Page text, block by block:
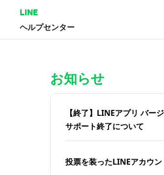
LINE
ヘルプセンター
お知らせ
【終了】LINEアプリ バ
サポート終了について
投票を装ったLINEアカウ